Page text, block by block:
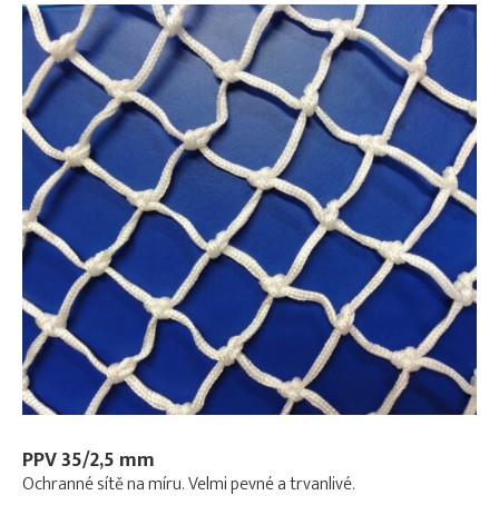
PPV 35/2,5 mm
Ochranné sítě na míru. Velmi pevné a trvanlivé.